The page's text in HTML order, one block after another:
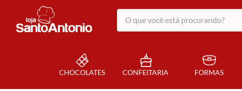
O que você está procurando?
CHOCOLATES CONFEITARIA FORMAS